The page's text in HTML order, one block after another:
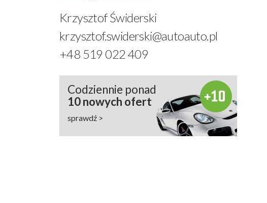
Krzysztof Świderski
krzysztof.swiderski@autoauto.pl
+48 519 022 409
Codziennie ponad
10 nowych ofert
sprawdź >